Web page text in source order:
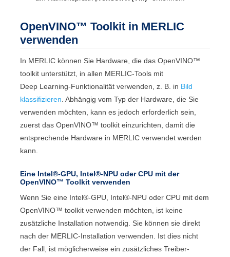
OpenVINO™ Toolkit in MERLIC
verwenden
In MERLIC können Sie Hardware, die dasOpenVINO™
toolkit unterstützt, in allen MERLIC-Tools mit
Deep Learning-Funktionalität verwenden, z. B. in Bild
klassifizieren . Abhängig vom Typ der Hardware, die Sie
verwenden möchten, kann es jedoch erforderlich sein,
zuerst dasOpenVINO™ toolkit einzurichten, damit die
entsprechende Hardware in MERLIC verwendet werden
kann.
Eine Intel®-GPU, Intel®-NPU oder CPU mit der
OpenVINO™ Toolkit verwenden
Wenn Sie eine Intel®-GPU, Intel®-NPU oder CPU mit dem
OpenVINO™ toolkit verwenden möchten, ist keine
zusätzliche Installation notwendig. Sie können sie direkt
nach der MERLIC-Installation verwenden. Ist dies nicht
der Fall, ist möglicherweise ein zusätzliches Treiber-